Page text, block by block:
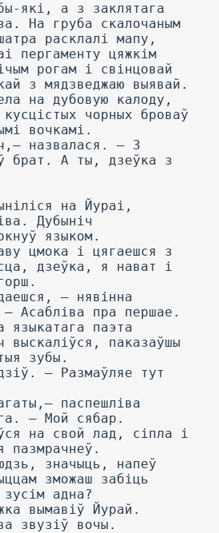
які, а з заклятага
На груба скалочаным
расклалі мапу,
пергаменту цяжкім
рогам і свінцовай
з мядзведжаю выявай.
на дубовую калоду,
чорных броваў
вочкамі.
назвалася. — 3
брат. А ты, дзеўка з
на Йураі,
Дубыніч
языком.
цмока і цягаешся з
дзеўка, я нават і
— нявінна
Асабліва пра першае.
языкатага паэта
выскаліўся, паказаўшы
зубы.
— Размаўляе тут
паспешліва
— Мой сябар.
на свой лад, сіпла і
пазмрачнеў.
значыць, напеў
зможаш забіць
адна?
вымавіў Йурай.
звузіў вочы.